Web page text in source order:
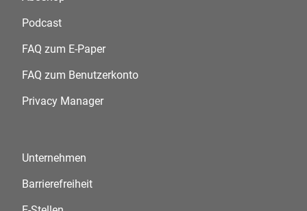
Podcast
FAQ zum E-Paper
FAQ zum Benutzerkonto
Privacy Manager
Unternehmen
Barrierefreiheit